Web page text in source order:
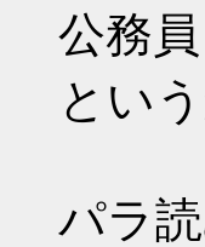
公務
とい
パラ